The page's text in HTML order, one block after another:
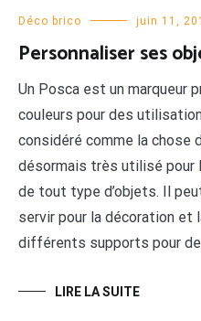
Déco brico juin 11,
Personnaliser ses
Un Posca est un marqueur
couleurs pour des
considéré comme la
désormais très utilisé pour
de tout type d’objets. Il
servir pour la décoration et
différents supports pour
LIRE LA SUITE